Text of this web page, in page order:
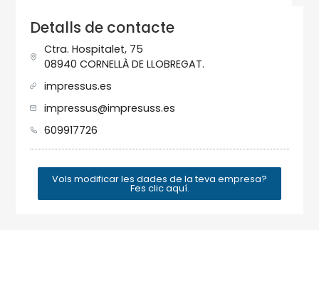
Detalls de contacte
Ctra. Hospitalet, 75
08940 CORNELLÀ DE LLOBREGAT.
impressus.es
impressus@impresuss.es
609917726
Vols modificar les dades de la teva empresa?
Fes clic aquí.